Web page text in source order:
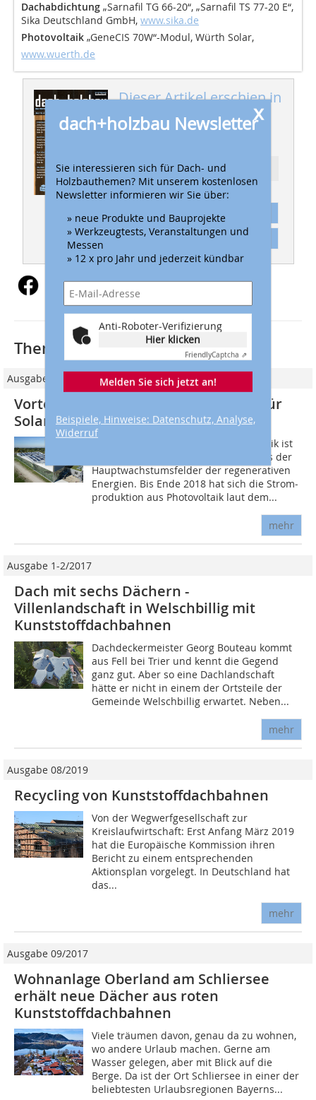
Dachabdichtung „Sarnafil TG 66-20“, „Sarnafil TS 77-20 E“,
Sika Deutschland GmbH, www.sika.de
Photovoltaik „GeneCIS 70W“-Modul, Würth Solar,
www.wuerth.de
Dieser Artikel erschien in
dach+holzbau
Ressort: DACH
Abonnement
Inhaltsverzeichnis
x
dach+holzbau Newsletter
Sie interessieren sich für Dach- und
Holzbauthemen? Mit unserem kostenlosen
Newsletter informieren wir Sie über:
» neue Produkte und Bauprojekte
» Werkzeugtests, Veranstaltungen und
Messen
» 12 x pro Jahr und jederzeit kündbar
Anti-Roboter-Verifizierung
Hier klicken
FriendlyCaptcha ⇗
Melden Sie sich jetzt an!
Beispiele, Hinweise: Datenschutz, Analyse,
Widerruf
Thematisch passende Artikel:
Ausgabe 05/2019
Vorteile von Kunststoffdachbahnen für
Solardächer
Die Energiegewinnung aus Photovoltaik ist
zusammen mit der Windenergie eines der
Hauptwachstumsfelder der regenerativen
Energien. Bis Ende 2018 hat sich die Strom­
produktion aus Photovoltaik laut dem...
mehr
Ausgabe 1-2/2017
Dach mit sechs Dächern -
Villenlandschaft in Welschbillig mit
Kunststoffdachbahnen
Dachdeckermeister Georg Bouteau kommt
aus Fell bei Trier und kennt die Gegend
ganz gut. Aber so eine Dachlandschaft
hätte er nicht in einem der Ortsteile der
Gemeinde Welschbillig erwartet. Neben...
mehr
Ausgabe 08/2019
Recycling von Kunststoffdachbahnen
Von der Wegwerfgesellschaft zur
Kreislaufwirtschaft: Erst Anfang März 2019
hat die Europäische Kommission ihren
Bericht zu einem entsprechenden
Aktionsplan vorgelegt. In Deutschland hat
das...
mehr
Ausgabe 09/2017
Wohnanlage Oberland am Schliersee
erhält neue Dächer aus roten
Kunststoffdachbahnen
Viele träumen davon, genau da zu wohnen,
wo andere Urlaub machen. Gerne am
Wasser gelegen, aber mit Blick auf die
Berge. Da ist der Ort Schliersee in einer der
beliebtesten Urlaubsregionen Bayerns...